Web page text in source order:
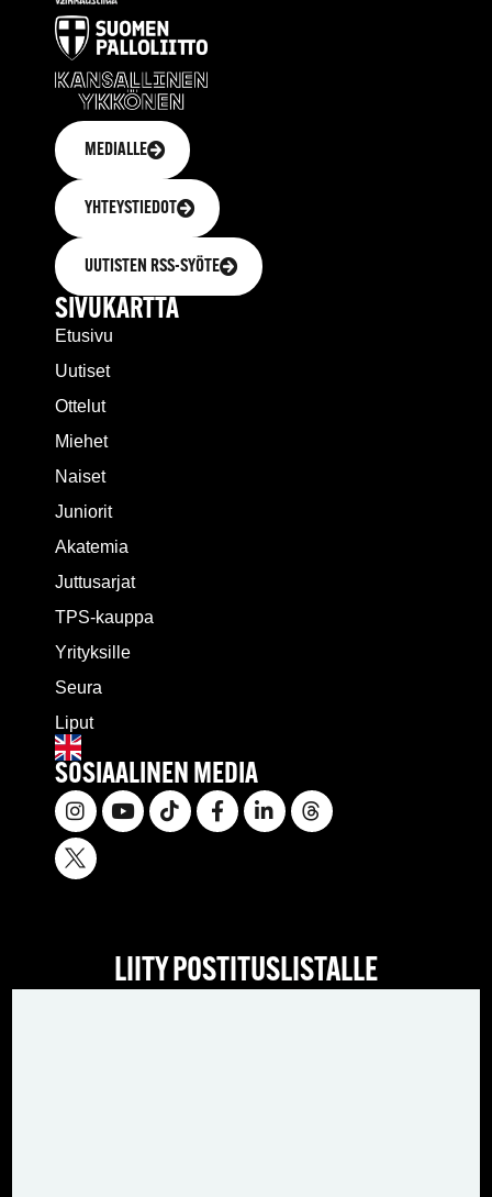
MEDIALLE
YHTEYSTIEDOT
UUTISTEN RSS-SYÖTE
SIVUKARTTA
Etusivu
Uutiset
Ottelut
Miehet
Naiset
Juniorit
Akatemia
Juttusarjat
TPS-kauppa
Yrityksille
Seura
Liput
SOSIAALINEN MEDIA
LIITY POSTITUSLISTALLE